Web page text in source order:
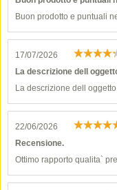
Buon prodotto e puntuali
17/07/2026
La descrizione dell
La descrizione dell
22/06/2026
Recensione.
Ottimo rapporto qualita`